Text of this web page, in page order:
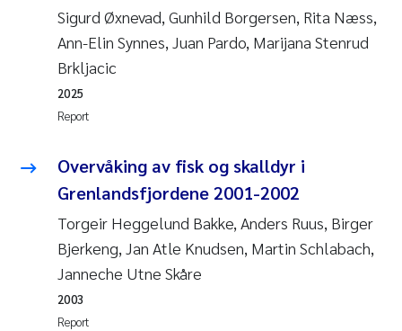
Bjørnar Andre Beylich
Nathalie Marquesin-Risbakk
Peter Stig Hansen
Marit Villø
Susanne Jøntvedt Jørgensen
Synne Authén Andresen
Svetlana Pakhomova
Sigurd Øxnevad, Gunhild Borgersen, Rita Næss,
Ann-Elin Synnes, Juan Pardo, Marijana Stenrud
Brkljacic
Report
2025
Overvåking av fisk og skalldyr i
Grenlandsfjordene 2001-2002
Torgeir Heggelund Bakke, Anders Ruus, Birger
Bjerkeng, Jan Atle Knudsen, Martin Schlabach,
Janneche Utne Skåre
Report
2003